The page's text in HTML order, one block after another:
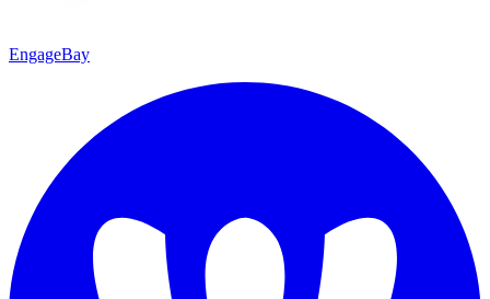
EngageBay